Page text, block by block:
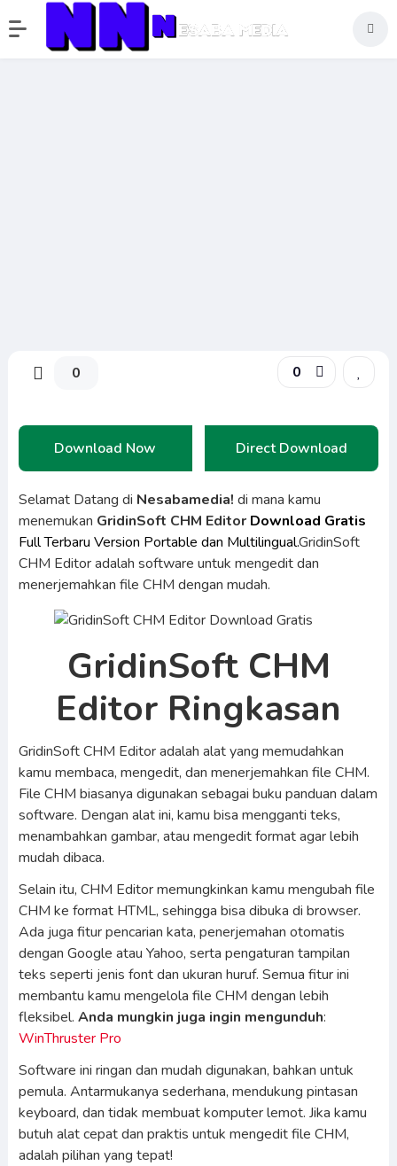
0 0
Download Now Direct Download
Selamat Datang di Nesabamedia! di mana kamu
menemukan GridinSoft CHM Editor Download Gratis
Full Terbaru Version Portable dan Multilingual.GridinSoft
CHM Editor adalah software untuk mengedit dan
menerjemahkan file CHM dengan mudah.
GridinSoft CHM
Editor Ringkasan
GridinSoft CHM Editor adalah alat yang memudahkan
kamu membaca, mengedit, dan menerjemahkan file CHM.
File CHM biasanya digunakan sebagai buku panduan dalam
software. Dengan alat ini, kamu bisa mengganti teks,
menambahkan gambar, atau mengedit format agar lebih
mudah dibaca.
Selain itu, CHM Editor memungkinkan kamu mengubah file
CHM ke format HTML, sehingga bisa dibuka di browser.
Ada juga fitur pencarian kata, penerjemahan otomatis
dengan Google atau Yahoo, serta pengaturan tampilan
teks seperti jenis font dan ukuran huruf. Semua fitur ini
membantu kamu mengelola file CHM dengan lebih
fleksibel. Anda mungkin juga ingin mengunduh:
WinThruster Pro
Software ini ringan dan mudah digunakan, bahkan untuk
pemula. Antarmukanya sederhana, mendukung pintasan
keyboard, dan tidak membuat komputer lemot. Jika kamu
butuh alat cepat dan praktis untuk mengedit file CHM,
adalah pilihan yang tepat!